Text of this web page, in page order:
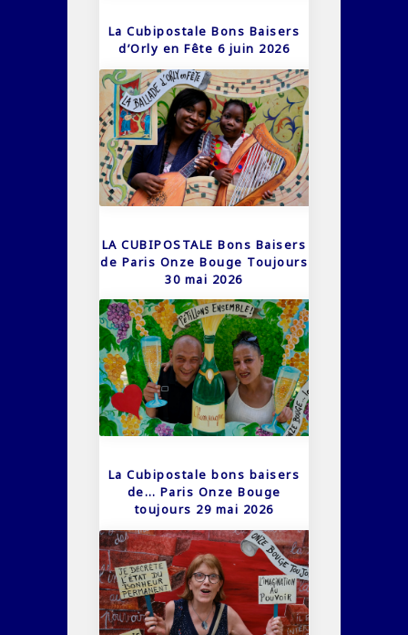
La Cubipostale Bons Baisers
d’Orly en Fête 6 juin 2026
LA CUBIPOSTALE Bons Baisers
de Paris Onze Bouge Toujours
30 mai 2026
La Cubipostale bons baisers
de… Paris Onze Bouge
toujours 29 mai 2026